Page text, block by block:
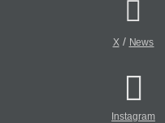
X/ News
Instagram